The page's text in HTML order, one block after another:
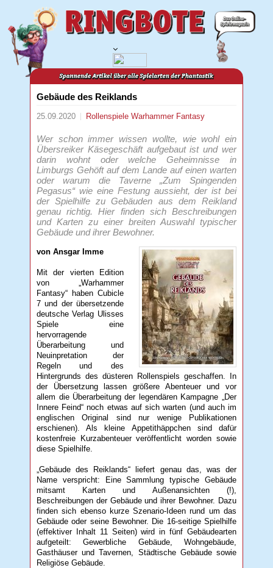
Gebäude des Reiklands
25.09.2020 RollenspieleWarhammer Fantasy
Wer schon immer wissen wollte, wie wohl ein
Übersreiker Käsegeschäft aufgebaut ist und wer
darin wohnt oder welche Geheimnisse in
Limburgs Gehöft auf dem Lande auf einen warten
oder warum die Taverne „Zum Spingenden
Pegasus“ wie eine Festung aussieht, der ist bei
der Spielhilfe zu Gebäuden aus dem Reikland
genau richtig. Hier finden sich Beschreibungen
und Karten zu einer breiten Auswahl typischer
Gebäude und ihrer Bewohner.
von Ansgar Imme
Mit der vierten Edition
von „Warhammer
Fantasy“ haben Cubicle
7 und der übersetzende
deutsche Verlag Ulisses
Spiele eine
hervorragende
Überarbeitung und
Neuinpretation der
Regeln und des
Hintergrunds des düsteren Rollenspiels geschaffen. In
der Übersetzung lassen größere Abenteuer und vor
allem die Überarbeitung der legendären Kampagne „Der
Innere Feind“ noch etwas auf sich warten (und auch im
englischen Original sind nur wenige Publikationen
erschienen). Als kleine Appetithäppchen sind dafür
kostenfreie Kurzabenteuer veröffentlicht worden sowie
diese Spielhilfe.
„Gebäude des Reiklands“ liefert genau das, was der
Name verspricht: Eine Sammlung typische Gebäude
mitsamt Karten und Außenansichten (!),
Beschreibungen der Gebäude und ihrer Bewohner. Dazu
finden sich ebenso kurze Szenario-Ideen rund um das
Gebäude oder seine Bewohner. Die 16-seitige Spielhilfe
(effektiver Inhalt 11 Seiten) wird in fünf Gebäudearten
aufgeteilt: Gewerbliche Gebäude, Wohngebäude,
Gasthäuser und Tavernen, Städtische Gebäude sowie
Religiöse Gebäude.